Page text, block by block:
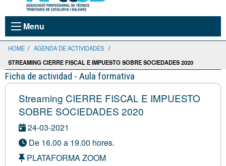
Menu
HOME / AGENDA DE ACTIVIDADES /
STREAMING CIERRE FISCAL E IMPUESTO SOBRE SOCIEDADES 2020
Ficha de actividad - Aula formativa
Streaming CIERRE FISCAL E IMPUESTO
SOBRE SOCIEDADES 2020
24-03-2021
De 16.00 a 19.00 hores.
PLATAFORMA ZOOM